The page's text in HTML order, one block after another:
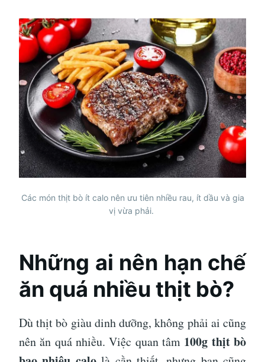
Các món thịt bò ít calo nên ưu tiên nhiều rau, ít dầu và gia
vị vừa phải.
Những ai nên hạn chế
ăn quá nhiều thịt bò?
Dù thịt bò giàu dinh dưỡng, không phải ai cũng
nên ăn quá nhiều. Việc quan tâm 100g thịt bò